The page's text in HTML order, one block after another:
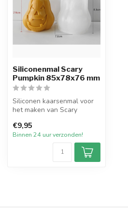
Siliconenmal Scary
Pumpkin 85x78x76 mm
Siliconen kaarsenmal voor
het maken van Scary
afmeting van...
€9,95
Binnen 24 uur verzonden!